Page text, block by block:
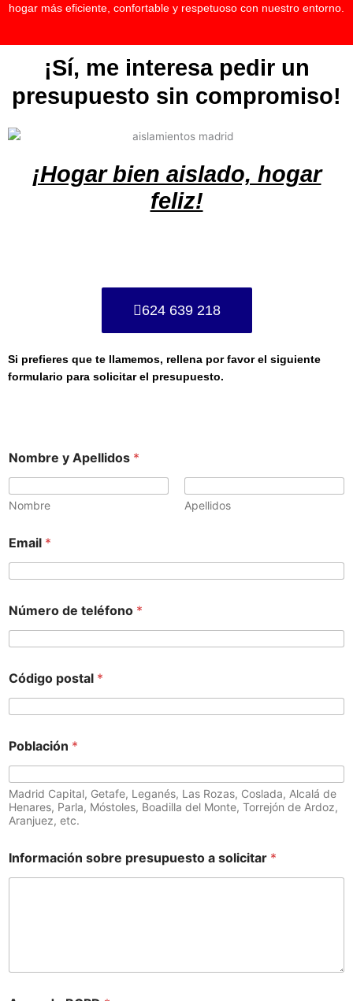
hogar más eficiente, confortable y respetuoso con nuestro entorno.
¡Sí, me interesa pedir un
presupuesto sin compromiso!
¡Hogar bien aislado, hogar
feliz!
624 639 218
Si prefieres que te llamemos, rellena por favor el siguiente
formulario para solicitar el presupuesto.
Nombre y Apellidos *
Nombre Apellidos
Email *
Número de teléfono *
Código postal *
Población *
Madrid Capital, Getafe, Leganés, Las Rozas, Coslada, Alcalá de
Henares, Parla, Móstoles, Boadilla del Monte, Torrejón de Ardoz,
Aranjuez, etc.
Información sobre presupuesto a solicitar *